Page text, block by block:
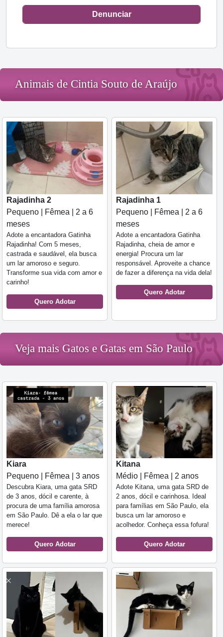
Denunciar
Animais de Cintia Souto de Araújo
Rajadinha 2
Pequeno | Fêmea | 2 a 6
meses
Adote a encantadora Gatinha
Rajadinha! Com 5 meses,
castrada e saudável, ela busca
um lar amoroso e seguro.
Transforme sua vida com amor e
carinho!
Quero Adotar
Rajadinha 1
Pequeno | Fêmea | 2 a 6
meses
Adote a encantadora Gatinha
Rajadinha, cheia de amor e
energia! Procura um lar
responsável. Aproveite a chance
de fazer a diferença na vida dela!
Quero Adotar
Veja mais Gatos e Gatas em São Paulo
Kiara
Pequeno | Fêmea | 3 anos
Descubra Kiara, uma gata SRD
de 3 anos, dócil e carente, à
procura de uma família amorosa
em São Paulo. Dê a ela o lar que
merece!
Quero Adotar
Kitana
Médio | Fêmea | 2 anos
Adote Kitana, uma gata SRD de
2 anos, dócil e carinhosa. Ideal
para famílias em São Paulo, ela
busca um lar amoroso e
acolhedor. Conheça essa fofura!
Quero Adotar